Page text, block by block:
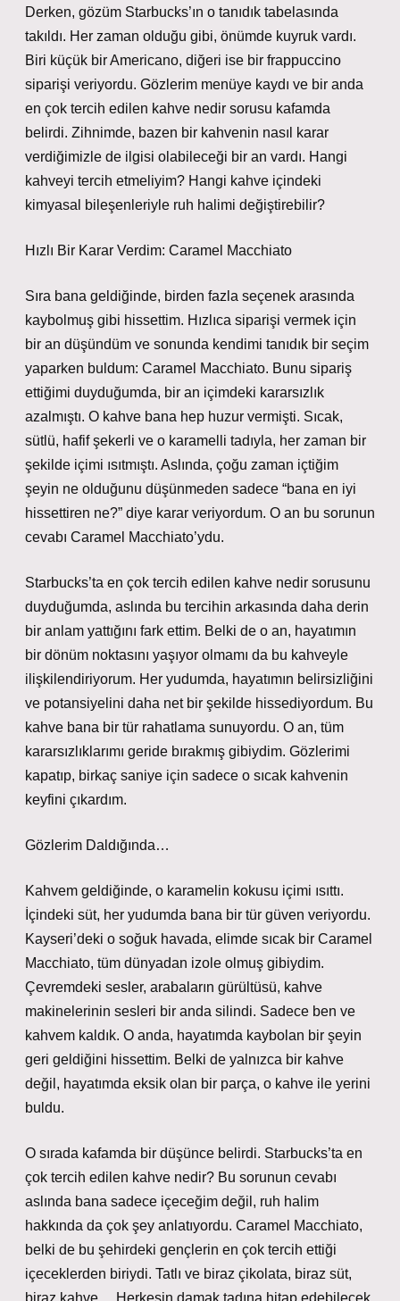
Derken, gözüm Starbucks’ın o tanıdık tabelasında
takıldı. Her zaman olduğu gibi, önümde kuyruk vardı.
Biri küçük bir Americano, diğeri ise bir frappuccino
siparişi veriyordu. Gözlerim menüye kaydı ve bir anda
en çok tercih edilen kahve nedir sorusu kafamda
belirdi. Zihnimde, bazen bir kahvenin nasıl karar
verdiğimizle de ilgisi olabileceği bir an vardı. Hangi
kahveyi tercih etmeliyim? Hangi kahve içindeki
kimyasal bileşenleriyle ruh halimi değiştirebilir?
Hızlı Bir Karar Verdim: Caramel Macchiato
Sıra bana geldiğinde, birden fazla seçenek arasında
kaybolmuş gibi hissettim. Hızlıca siparişi vermek için
bir an düşündüm ve sonunda kendimi tanıdık bir seçim
yaparken buldum: Caramel Macchiato. Bunu sipariş
ettiğimi duyduğumda, bir an içimdeki kararsızlık
azalmıştı. O kahve bana hep huzur vermişti. Sıcak,
sütlü, hafif şekerli ve o karamelli tadıyla, her zaman bir
şekilde içimi ısıtmıştı. Aslında, çoğu zaman içtiğim
şeyin ne olduğunu düşünmeden sadece “bana en iyi
hissettiren ne?” diye karar veriyordum. O an bu sorunun
cevabı Caramel Macchiato’ydu.
Starbucks’ta en çok tercih edilen kahve nedir sorusunu
duyduğumda, aslında bu tercihin arkasında daha derin
bir anlam yattığını fark ettim. Belki de o an, hayatımın
bir dönüm noktasını yaşıyor olmamı da bu kahveyle
ilişkilendiriyorum. Her yudumda, hayatımın belirsizliğini
ve potansiyelini daha net bir şekilde hissediyordum. Bu
kahve bana bir tür rahatlama sunuyordu. O an, tüm
kararsızlıklarımı geride bırakmış gibiydim. Gözlerimi
kapatıp, birkaç saniye için sadece o sıcak kahvenin
keyfini çıkardım.
Gözlerim Daldığında…
Kahvem geldiğinde, o karamelin kokusu içimi ısıttı.
İçindeki süt, her yudumda bana bir tür güven veriyordu.
Kayseri’deki o soğuk havada, elimde sıcak bir Caramel
Macchiato, tüm dünyadan izole olmuş gibiydim.
Çevremdeki sesler, arabaların gürültüsü, kahve
makinelerinin sesleri bir anda silindi. Sadece ben ve
kahvem kaldık. O anda, hayatımda kaybolan bir şeyin
geri geldiğini hissettim. Belki de yalnızca bir kahve
değil, hayatımda eksik olan bir parça, o kahve ile yerini
buldu.
O sırada kafamda bir düşünce belirdi. Starbucks’ta en
çok tercih edilen kahve nedir? Bu sorunun cevabı
aslında bana sadece içeceğim değil, ruh halim
hakkında da çok şey anlatıyordu. Caramel Macchiato,
belki de bu şehirdeki gençlerin en çok tercih ettiği
içeceklerden biriydi. Tatlı ve biraz çikolata, biraz süt,
biraz kahve… Herkesin damak tadına hitap edebilecek